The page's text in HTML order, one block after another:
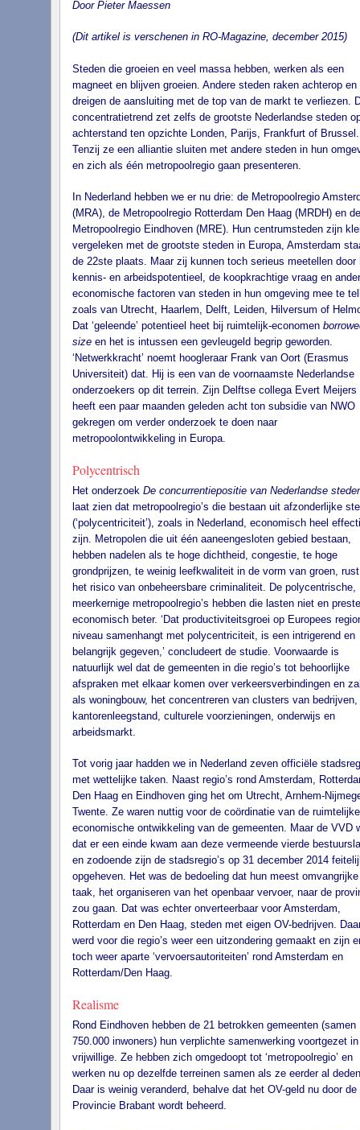
Door Pieter Maessen
(Dit artikel is verschenen in RO-Magazine, december 2015)
Steden die groeien en veel massa hebben, werken als een
magneet en blijven groeien. Andere steden raken achterop en
dreigen de aansluiting met de top van de markt te verliezen.
concentratietrend zet zelfs de grootste Nederlandse steden
achterstand ten opzichte Londen, Parijs, Frankfurt of Brussel.
Tenzij ze een alliantie sluiten met andere steden in hun
en zich als één metropoolregio gaan presenteren.
In Nederland hebben we er nu drie: de Metropoolregio
(MRA), de Metropoolregio Rotterdam Den Haag (MRDH) en de
Metropoolregio Eindhoven (MRE). Hun centrumsteden zijn
vergeleken met de grootste steden in Europa, Amsterdam
de 22ste plaats. Maar zij kunnen toch serieus meetellen door
kennis- en arbeidspotentieel, de koopkrachtige vraag en
economische factoren van steden in hun omgeving mee te
zoals van Utrecht, Haarlem, Delft, Leiden, Hilversum of
Dat ‘geleende’ potentieel heet bij ruimtelijk-economen
sizeen het is intussen een gevleugeld begrip geworden.
‘Netwerkkracht’ noemt hoogleraar Frank van Oort (Erasmus
Universiteit) dat. Hij is een van de voornaamste Nederlandse
onderzoekers op dit terrein. Zijn Delftse collega Evert Meijers
heeft een paar maanden geleden acht ton subsidie van NWO
gekregen om verder onderzoek te doen naar
metropoolontwikkeling in Europa.
Polycentrisch
Het onderzoek De concurrentiepositie van Nederlandse
laat zien dat metropoolregio’s die bestaan uit afzonderlijke
(‘polycentriciteit’), zoals in Nederland, economisch heel
zijn. Metropolen die uit één aaneengesloten gebied bestaan,
hebben nadelen als te hoge dichtheid, congestie, te hoge
grondprijzen, te weinig leefkwaliteit in de vorm van groen,
het risico van onbeheersbare criminaliteit. De polycentrische,
meerkernige metropoolregio’s hebben die lasten niet en
economisch beter. ‘Dat productiviteitsgroei op Europees
niveau samenhangt met polycentriciteit, is een intrigerend en
belangrijk gegeven,’ concludeert de studie. Voorwaarde is
natuurlijk wel dat de gemeenten in die regio’s tot behoorlijke
afspraken met elkaar komen over verkeersverbindingen en
als woningbouw, het concentreren van clusters van bedrijven,
kantorenleegstand, culturele voorzieningen, onderwijs en
arbeidsmarkt.
Tot vorig jaar hadden we in Nederland zeven officiële
met wettelijke taken. Naast regio’s rond Amsterdam,
Den Haag en Eindhoven ging het om Utrecht, Arnhem-
Twente. Ze waren nuttig voor de coördinatie van de
economische ontwikkeling van de gemeenten. Maar de VVD
dat er een einde kwam aan deze vermeende vierde
en zodoende zijn de stadsregio’s op 31 december 2014
opgeheven. Het was de bedoeling dat hun meest omvangrijke
taak, het organiseren van het openbaar vervoer, naar de
zou gaan. Dat was echter onverteerbaar voor Amsterdam,
Rotterdam en Den Haag, steden met eigen OV-bedrijven.
werd voor die regio’s weer een uitzondering gemaakt en zijn
toch weer aparte ‘vervoersautoriteiten’ rond Amsterdam en
Rotterdam/Den Haag.
Realisme
Rond Eindhoven hebben de 21 betrokken gemeenten (samen
750.000 inwoners) hun verplichte samenwerking voortgezet in
vrijwillige. Ze hebben zich omgedoopt tot ‘metropoolregio’ en
werken nu op dezelfde terreinen samen als ze eerder al
Daar is weinig veranderd, behalve dat het OV-geld nu door de
Provincie Brabant wordt beheerd.